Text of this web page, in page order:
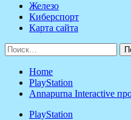
Железо
Киберспорт
Карта сайта
Найти:
Home
PlayStation
Annapurna Interactive
PlayStation